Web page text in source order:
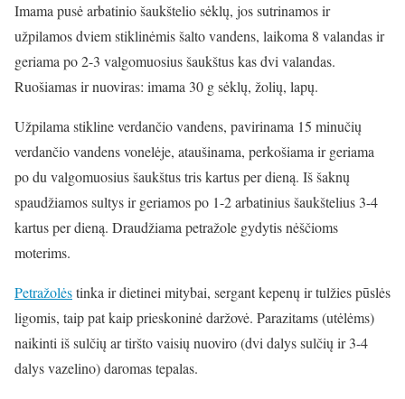
Imama pusė arbatinio šaukštelio sėklų, jos sutrinamos ir
užpilamos dviem stiklinėmis šalto vandens, laikoma 8 valandas ir
geriama po 2-3 valgomuosius šaukštus kas dvi valandas.
Ruošiamas ir nuoviras: imama 30 g sėklų, žolių, lapų.
Užpilama stikline verdančio vandens, pavirinama 15 minučių
verdančio vandens vonelėje, ataušinama, perkošiama ir geriama
po du valgomuosius šaukštus tris kartus per dieną. Iš šaknų
spaudžiamos sultys ir geriamos po 1-2 arbatinius šaukštelius 3-4
kartus per dieną. Draudžiama petražole gydytis nėščioms
moterims.
Petražolėstinka ir dietinei mitybai, sergant kepenų ir tulžies pūslės
ligomis, taip pat kaip prieskoninė daržovė. Parazitams (utėlėms)
naikinti iš sulčių ar tiršto vaisių nuoviro (dvi dalys sulčių ir 3-4
dalys vazelino) daromas tepalas.